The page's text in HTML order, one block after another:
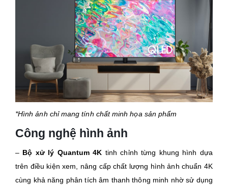
*Hình ảnh chỉ mang tính chất minh họa sản phẩm
Công nghệ hình ảnh
– Bộ xử lý Quantum 4K tinh chỉnh từng khung hình dựa
trên điều kiện xem, nâng cấp chất lượng hình ảnh chuẩn 4K
cùng khả năng phân tích âm thanh thông minh nhờ sử dụng